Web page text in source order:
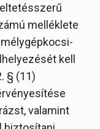
melléklete
kell
§ (11)
valamint